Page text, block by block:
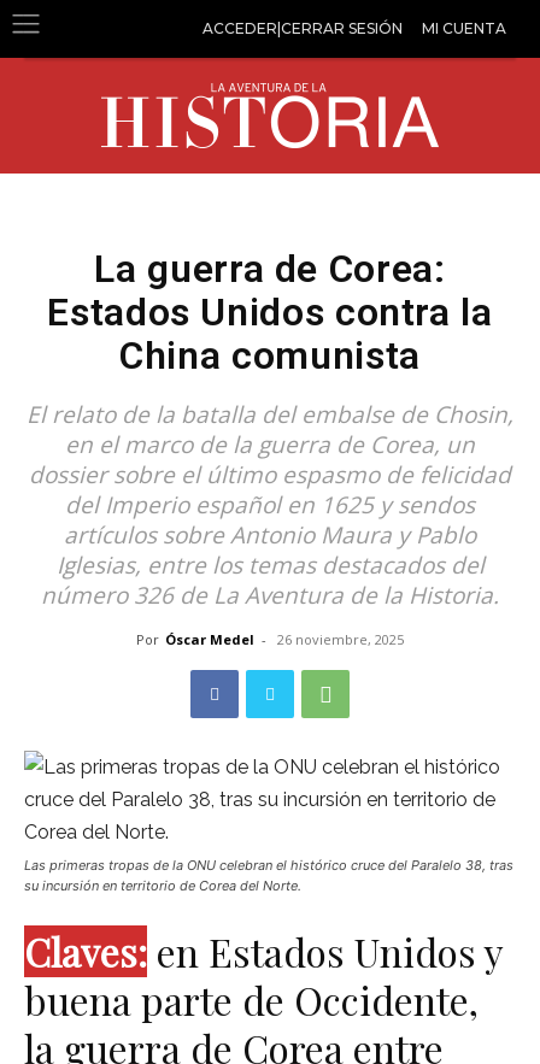
ACCEDER|CERRAR SESIÓN MI CUENTA
La guerra de Corea:
Estados Unidos contra la
China comunista
El relato de la batalla del embalse de Chosin,
en el marco de la guerra de Corea, un
dossier sobre el último espasmo de felicidad
del Imperio español en 1625 y sendos
artículos sobre Antonio Maura y Pablo
Iglesias, entre los temas destacados del
número 326 de La Aventura de la Historia.
Por Óscar Medel - 26 noviembre, 2025
Las primeras tropas de la ONU celebran el histórico cruce del Paralelo 38, tras
su incursión en territorio de Corea del Norte.
Claves: en Estados Unidos y
buena parte de Occidente,
la guerra de Corea entre